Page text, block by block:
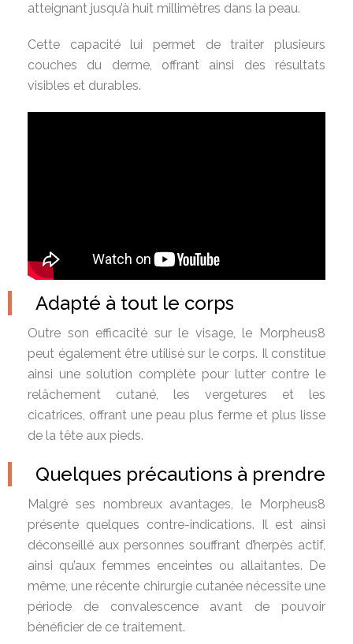
atteignant jusqu’à huit millimètres dans la peau.
Cette capacité lui permet de traiter plusieurs
couches du derme, offrant ainsi des résultats
visibles et durables.
Adapté à tout le corps
Outre son efficacité sur le visage, le Morpheus8
peut également être utilisé sur le corps. Il constitue
ainsi une solution complète pour lutter contre le
relâchement cutané, les vergetures et les
cicatrices, offrant une peau plus ferme et plus lisse
de la tête aux pieds.
Quelques précautions à prendre
Malgré ses nombreux avantages, le Morpheus8
présente quelques contre-indications. Il est ainsi
déconseillé aux personnes souffrant d’herpès actif,
ainsi qu’aux femmes enceintes ou allaitantes. De
même, une récente chirurgie cutanée nécessite une
période de convalescence avant de pouvoir
bénéficier de ce traitement.